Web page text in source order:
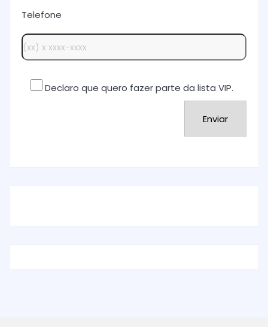
Telefone
Declaro que quero fazer parte da lista VIP.